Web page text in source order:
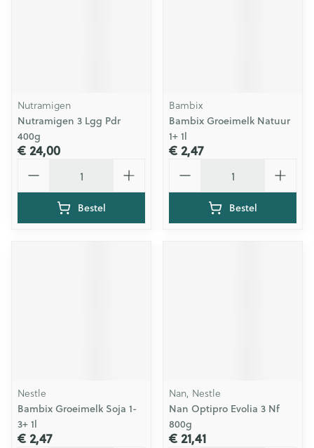
Nutramigen
Nutramigen 3 Lgg Pdr
400g
€ 24,00
Bestel
Bambix
Bambix Groeimelk Natuur
1+ 1l
€ 2,47
Bestel
Nestle
Bambix Groeimelk Soja 1-
3+ 1l
€ 2,47
Nan, Nestle
Nan Optipro Evolia 3 Nf
800g
€ 21,41